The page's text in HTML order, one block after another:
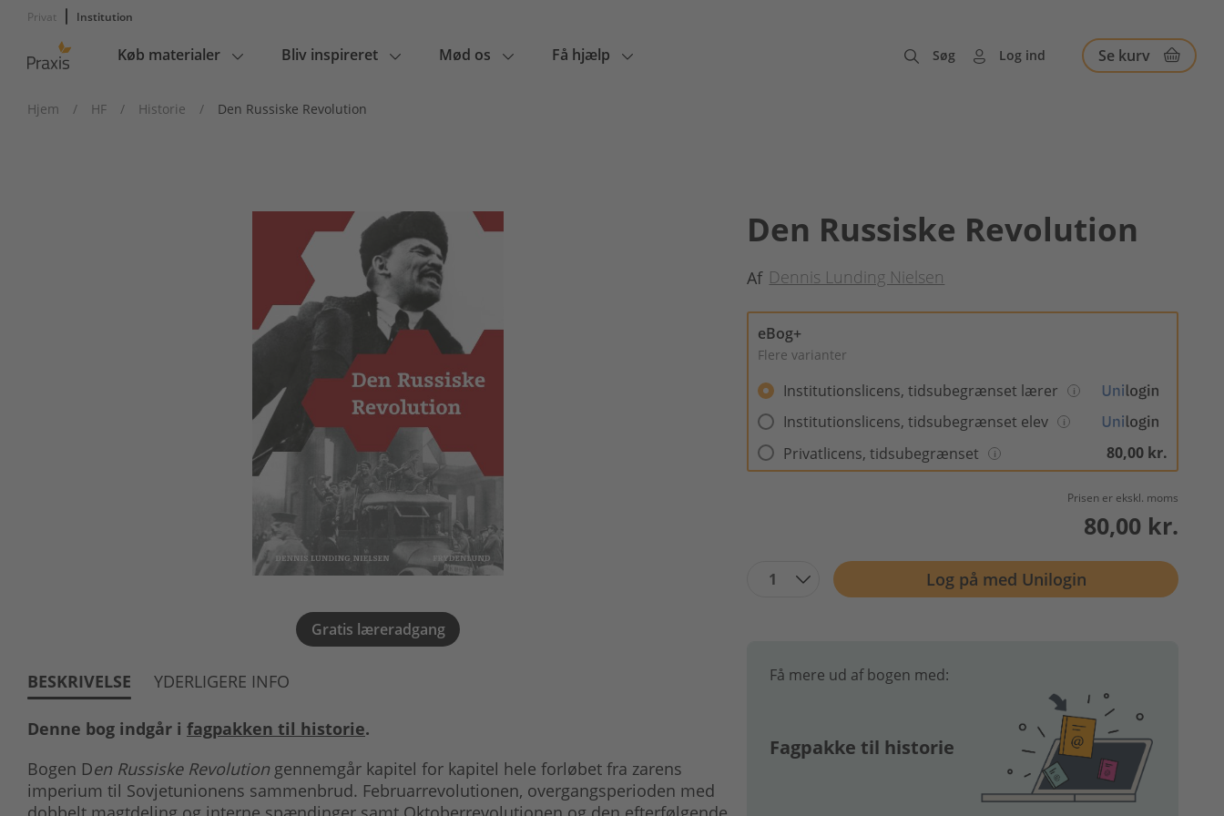
Privat Institution
Main
Køb materialer Bliv inspireret Mød os Få hjælp Søg Log ind Se kurv
Hjem / HF / Historie / Den Russiske Revolution
Gratis læreradgang
Den Russiske Revolution
Af Dennis Lunding Nielsen
eBog+
Flere varianter
Institutionslicens, tidsubegrænset lærer
Institutionslicens, tidsubegrænset elev
Privatlicens, tidsubegrænset
80,00 kr.
Prisen er ekskl. moms
80,00 kr.
1 Log på med Unilogin
Få mere ud af bogen med:
Fagpakke til historie
BESKRIVELSE YDERLIGERE INFO
Denne bog indgår i fagpakken til historie.
Bogen Den Russiske Revolution gennemgår kapitel for kapitel hele forløbet fra zarens
imperium til Sovjetunionens sammenbrud. Februarrevolutionen, overgangsperioden med